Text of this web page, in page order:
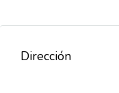
Dirección